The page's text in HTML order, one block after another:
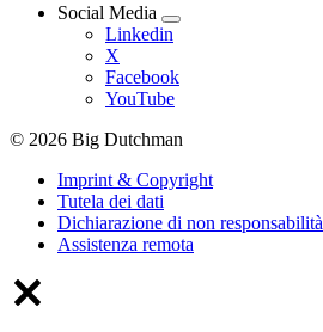
Social Media
Linkedin
X
Facebook
YouTube
© 2026 Big Dutchman
Imprint & Copyright
Tutela dei dati
Dichiarazione di non responsabilità
Assistenza remota